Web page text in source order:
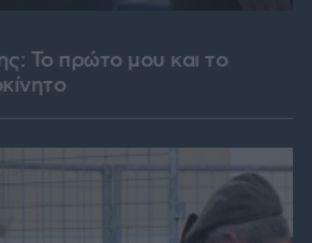
Το πρώτο μου και το